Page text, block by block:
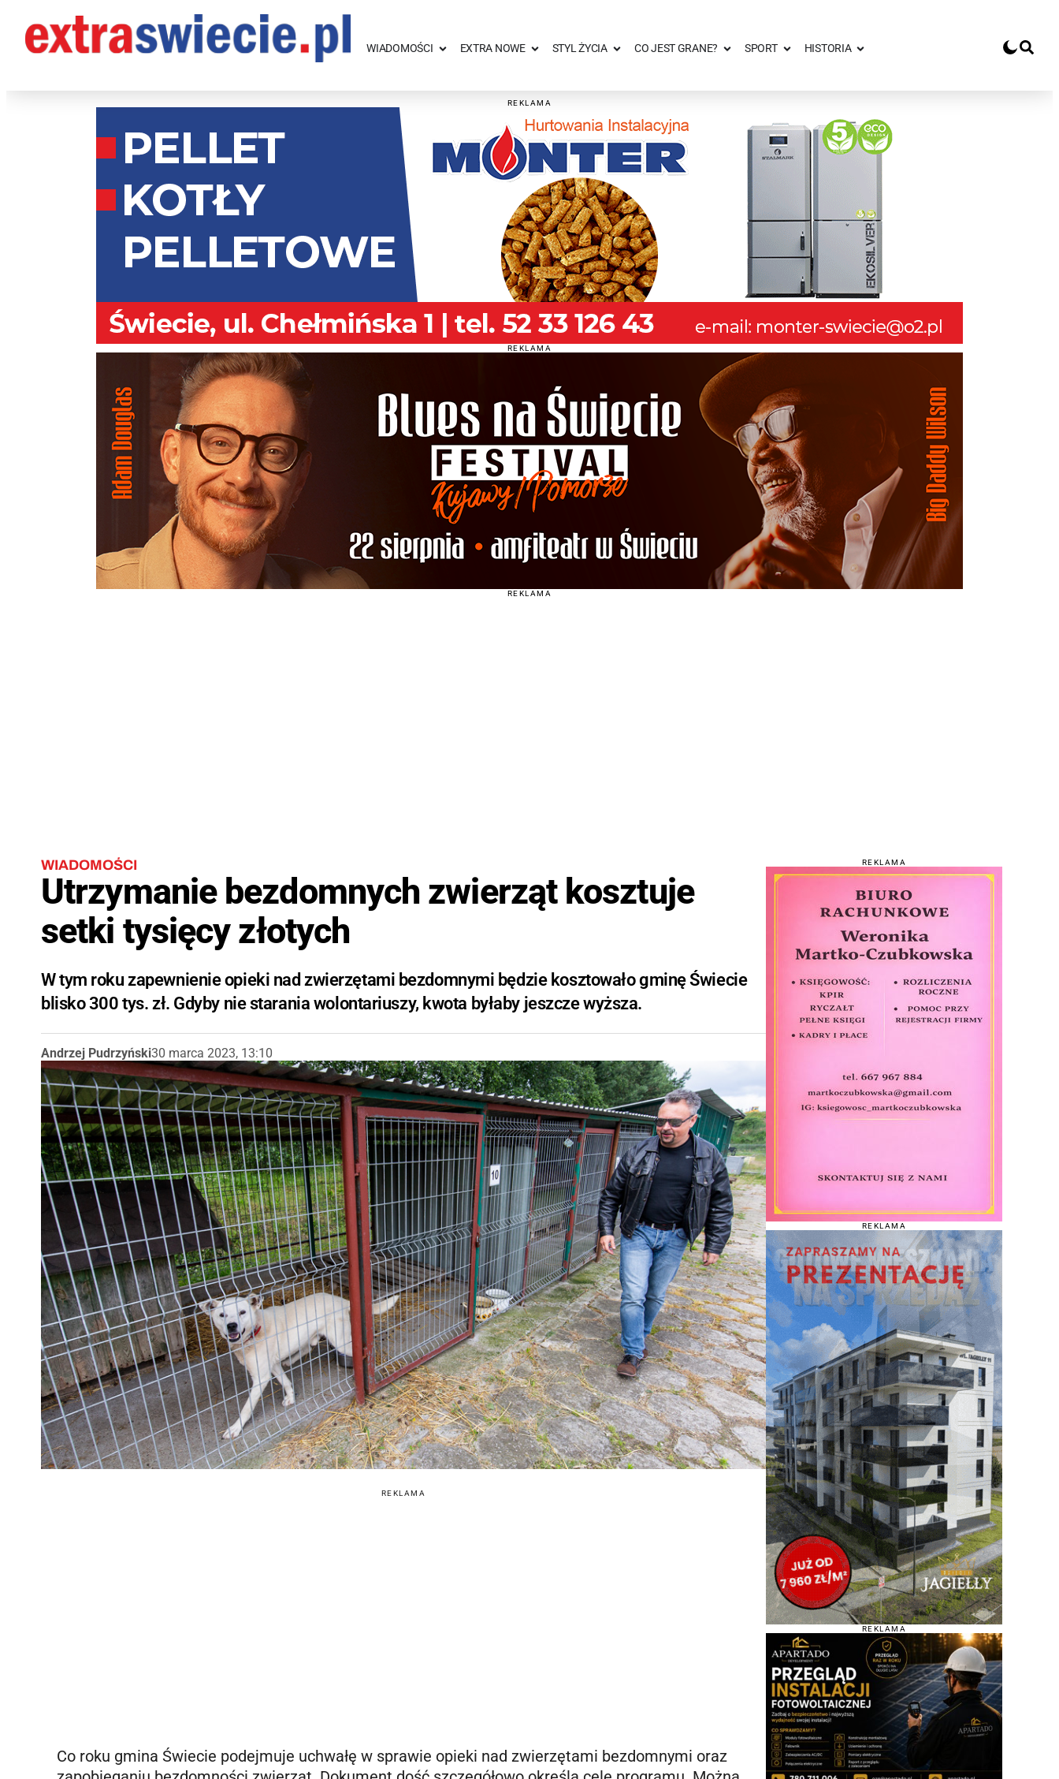
WIADOMOŚCI EXTRA NOWE STYL ŻYCIA CO JEST GRANE? SPORT HISTORIA
REKLAMA
REKLAMA
REKLAMA
WIADOMOŚCI
Utrzymanie bezdomnych zwierząt kosztuje
setki tysięcy złotych
W tym roku zapewnienie opieki nad zwierzętami bezdomnymi będzie kosztowało gminę Świecie
blisko 300 tys. zł. Gdyby nie starania wolontariuszy, kwota byłaby jeszcze wyższa.
Andrzej Pudrzyński30 marca 2023, 13:10
REKLAMA
Co roku gmina Świecie podejmuje uchwałę w sprawie opieki nad zwierzętami bezdomnymi oraz
REKLAMA
REKLAMA
REKLAMA